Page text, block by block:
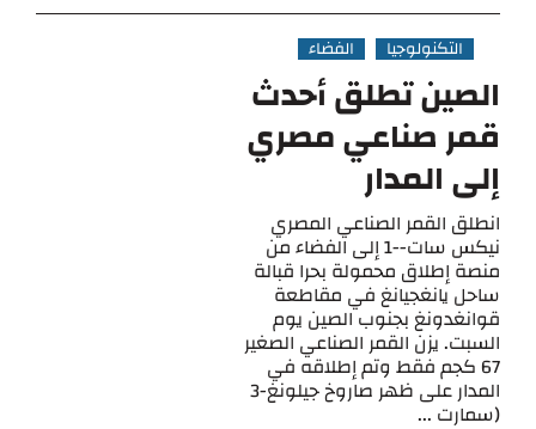
التكنولوجيا الفضاء
الصين تطلق أحدث
قمر صناعي مصري
إلى المدار
انطلق القمر الصناعي المصري
نيكس سات--1 إلى الفضاء من
منصة إطلاق محمولة بحرا قبالة
ساحل يانغجيانغ في مقاطعة
قوانغدونغ بجنوب الصين يوم
السبت. يزن القمر الصناعي الصغير
67 كجم فقط وتم إطلاقه في
المدار على ظهر صاروخ جيلونغ-3
(سمارت ...